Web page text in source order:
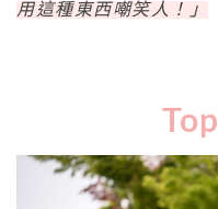
用這種東西嘲笑人！」
Top